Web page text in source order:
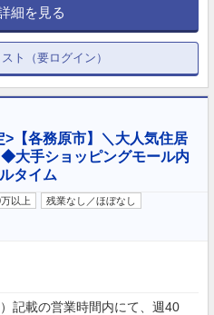
細を見る
ト（要ログイン）
【各務原市】＼大人気住居
手ショッピングモール内
タイム
以上
残業なし／ほぼなし
記載の営業時間内にて、週40